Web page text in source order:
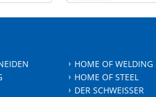
HOME OF WELDING
HOME OF STEEL
DER SCHWEISSER